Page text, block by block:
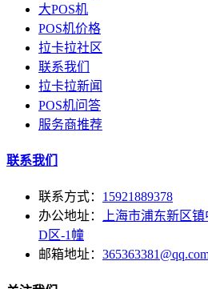
大POS机
POS机价格
拉卡拉社区
联系我们
拉卡拉新闻
POS机问答
服务商推荐
联系我们
联系方式： 15921889378
办公地址：
上海市浦东新区
D区-1幢
邮箱地址：